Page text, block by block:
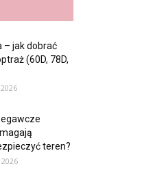
– jak dobrać
(60D, 78D,
teren?